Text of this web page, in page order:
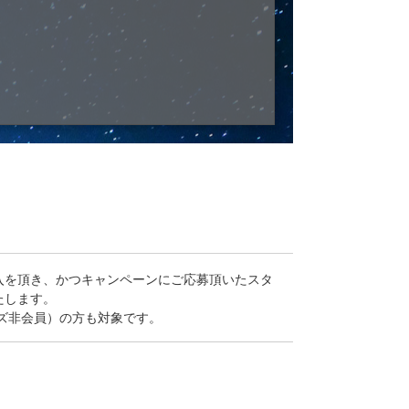
頂き、かつキャンペーンにご応募頂いたスタ
ます。
会員）の方も対象です。